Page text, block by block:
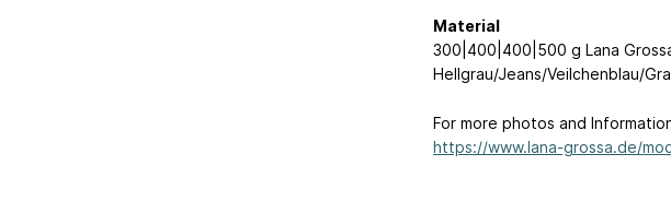
Material
300|400|400|500 g Lana
Hellgrau/Jeans/Veilchenblau/
For more photos and
https://www.lana-grossa.de/